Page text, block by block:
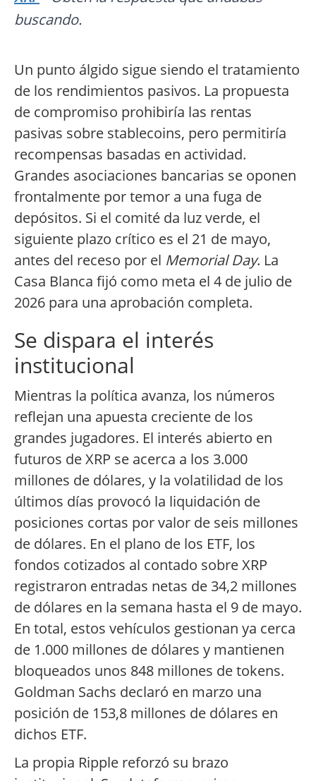
buscando.
Un punto álgido sigue siendo el tratamiento
de los rendimientos pasivos. La propuesta
de compromiso prohibiría las rentas
pasivas sobre stablecoins, pero permitiría
recompensas basadas en actividad.
Grandes asociaciones bancarias se oponen
frontalmente por temor a una fuga de
depósitos. Si el comité da luz verde, el
siguiente plazo crítico es el 21 de mayo,
antes del receso por el Memorial Day. La
Casa Blanca fijó como meta el 4 de julio de
2026 para una aprobación completa.
Se dispara el interés
institucional
Mientras la política avanza, los números
reflejan una apuesta creciente de los
grandes jugadores. El interés abierto en
futuros de XRP se acerca a los 3.000
millones de dólares, y la volatilidad de los
últimos días provocó la liquidación de
posiciones cortas por valor de seis millones
de dólares. En el plano de los ETF, los
fondos cotizados al contado sobre XRP
registraron entradas netas de 34,2 millones
de dólares en la semana hasta el 9 de mayo.
En total, estos vehículos gestionan ya cerca
de 1.000 millones de dólares y mantienen
bloqueados unos 848 millones de tokens.
Goldman Sachs declaró en marzo una
posición de 153,8 millones de dólares en
dichos ETF.
La propia Ripple reforzó su brazo